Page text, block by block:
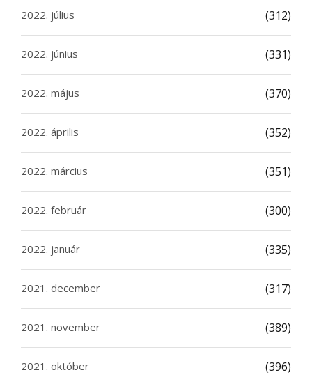
2022. július (312)
2022. június (331)
2022. május (370)
2022. április (352)
2022. március (351)
2022. február (300)
2022. január (335)
2021. december (317)
2021. november (389)
2021. október (396)